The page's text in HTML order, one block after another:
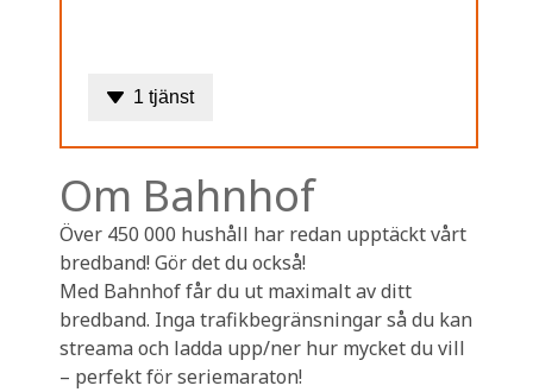
1 tjänst
Om Bahnhof
Över 450 000 hushåll har redan upptäckt vårt
bredband! Gör det du också!
Med Bahnhof får du ut maximalt av ditt
bredband. Inga trafikbegränsningar så du kan
streama och ladda upp/ner hur mycket du vill
– perfekt för seriemaraton!